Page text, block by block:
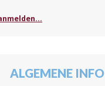
ALGEMENE INFO